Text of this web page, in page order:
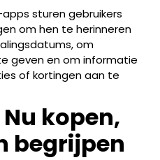
apps sturen gebruikers
om hen te herinneren
om
geven en om informatie
of kortingen aan te
kopen,
begrijpen